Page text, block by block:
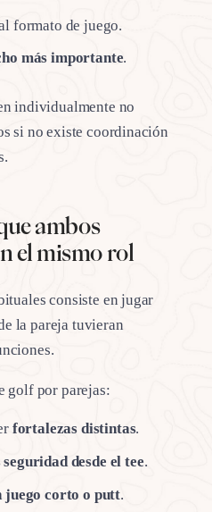
formato de juego.
más importante.
individualmente no
si no existe coordinación
ambos
el mismo rol
consiste en jugar
la pareja tuvieran
golf por parejas:
fortalezas distintas.
seguridad desde el tee.
juego corto o putt.